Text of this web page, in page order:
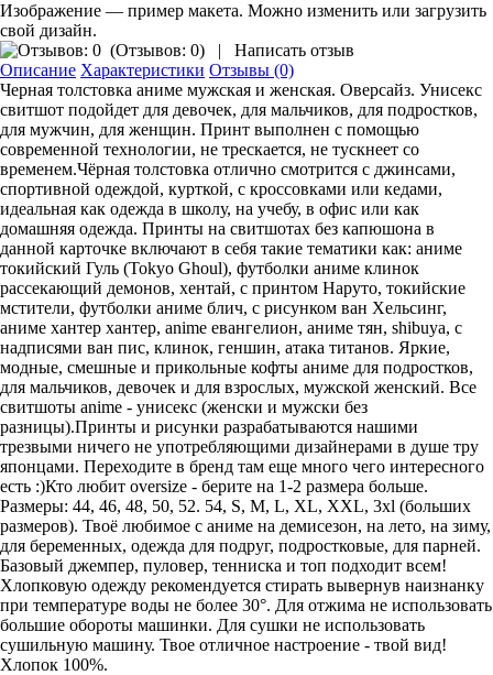
Изображение — пример макета. Можно изменить или загрузить
свой дизайн.
(Отзывов: 0) |
Написать отзыв
Описание Характеристики Отзывы (0)
Черная толстовка аниме мужская и женская. Оверсайз. Унисекс
свитшот подойдет для девочек, для мальчиков, для подростков,
для мужчин, для женщин. Принт выполнен с помощью
современной технологии, не трескается, не тускнеет со
временем.Чёрная толстовка отлично смотрится с джинсами,
спортивной одеждой, курткой, с кроссовками или кедами,
идеальная как одежда в школу, на учебу, в офис или как
домашняя одежда. Принты на свитшотах без капюшона в
данной карточке включают в себя такие тематики как: аниме
токийский Гуль (Tokyo Ghoul), футболки аниме клинок
рассекающий демонов, хентай, с принтом Наруто, токийские
мстители, футболки аниме блич, с рисунком ван Хельсинг,
аниме хантер хантер, anime евангелион, аниме тян, shibuya, с
надписями ван пис, клинок, геншин, атака титанов. Яркие,
модные, смешные и прикольные кофты аниме для подростков,
для мальчиков, девочек и для взрослых, мужской женский. Все
свитшоты anime - унисекс (женски и мужски без
разницы).Принты и рисунки разрабатываются нашими
трезвыми ничего не употребляющими дизайнерами в душе тру
японцами. Переходите в бренд там еще много чего интересного
есть :)Кто любит oversize - берите на 1-2 размера больше.
Размеры: 44, 46, 48, 50, 52. 54, S, M, L, XL, XXL, 3xl (больших
размеров). Твоё любимое с аниме на демисезон, на лето, на зиму,
для беременных, одежда для подруг, подростковые, для парней.
Базовый джемпер, пуловер, тенниска и топ подходит всем!
Хлопковую одежду рекомендуется стирать вывернув наизнанку
при температуре воды не более 30°. Для отжима не использовать
большие обороты машинки. Для сушки не использовать
сушильную машину. Твое отличное настроение - твой вид!
Хлопок 100%.